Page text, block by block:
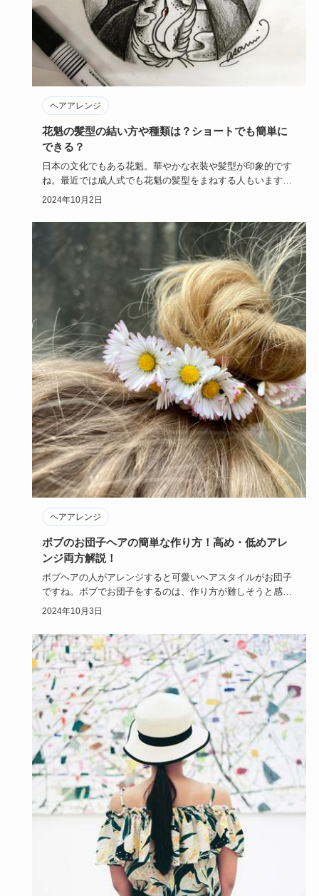
ヘアアレンジ
花魁の髪型の結い方や種類は？ショートでも簡単に
できる？
日本の文化でもある花魁。華やかな衣装や髪型が印象的です
ね。最近では成人式でも花魁の髪型をまねする人もいます。
そんな魅力たっ…
2024年10月2日
ヘアアレンジ
ボブのお団子ヘアの簡単な作り方！高め・低めアレ
ンジ両方解説！
ボブヘアの人がアレンジすると可愛いヘアスタイルがお団子
ですね。ボブでお団子をするのは、作り方が難しそうと感じ
るかもしれませ…
2024年10月3日